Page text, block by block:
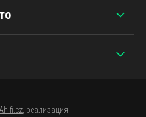
, реализация